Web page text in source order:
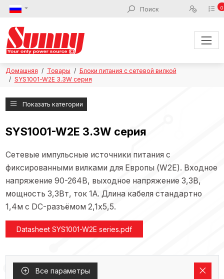
0
Домашняя Товары
Блоки питания с сетевой вилкой
SYS1001-W2E 3.3W серия
Показать категории
SYS1001-W2E 3.3W серия
Сетевые импульсные источники питания с
фиксированными вилками для Европы (W2E). Входное
напряжение 90-264В, выходное напряжение 3,3В,
мощность 3,3Вт, ток 1А. Длина кабеля стандартно
1,4м с DC-разъёмом 2,1x5,5.
Datasheet SYS1001-W2E series.pdf
Все параметры